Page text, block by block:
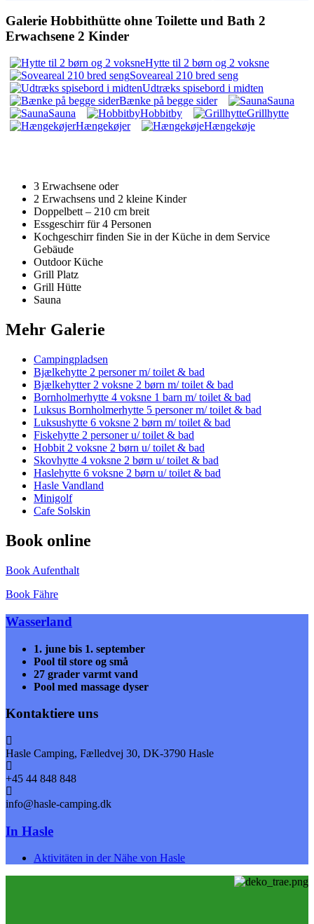
Galerie Hobbithütte ohne Toilette und Bath 2
Erwachsene 2 Kinder
Hytte til 2 børn og 2 voksne
Soveareal 210 bred seng
Udtræks spisebord i midten
Bænke på begge sider
Sauna
Sauna
Hobbitby
Grillhytte
Hængekøjer
Hængekøje
3 Erwachsene oder
2 Erwachsens und 2 kleine Kinder
Doppelbett – 210 cm breit
Essgeschirr für 4 Personen
Kochgeschirr finden Sie in der Küche in dem Service
Gebäude
Outdoor Küche
Grill Platz
Grill Hütte
Sauna
Mehr Galerie
Campingpladsen
Bjælkehytte 2 personer m/ toilet & bad
Bjælkehytter 2 voksne 2 børn m/ toilet & bad
Bornholmerhytte 4 voksne 1 barn m/ toilet & bad
Luksus Bornholmerhytte 5 personer m/ toilet & bad
Luksushytte 6 voksne 2 børn m/ toilet & bad
Fiskehytte 2 personer u/ toilet & bad
Hobbit 2 voksne 2 børn u/ toilet & bad
Skovhytte 4 voksne 2 børn u/ toilet & bad
Haslehytte 6 voksne 2 børn u/ toilet & bad
Hasle Vandland
Minigolf
Cafe Solskin
Book online
Book Aufenthalt
Book Fähre
Wasserland
1. june bis 1. september
Pool til store og små
27 grader varmt vand
Pool med massage dyser
Kontaktiere uns
Hasle Camping, Fælledvej 30, DK-3790 Hasle
+45 44 848 848
info@hasle-camping.dk
In Hasle
Aktivitäten in der Nähe von Hasle